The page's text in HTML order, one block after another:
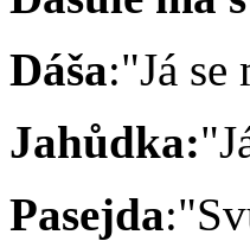
Dáša:"Já
Jahůdka:
Pasejda